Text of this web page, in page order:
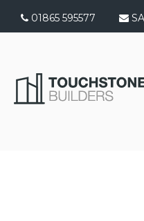
01865 595577